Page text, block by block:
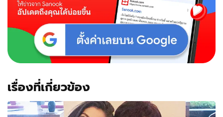
เรื่องที่เกี่ยวข้อง